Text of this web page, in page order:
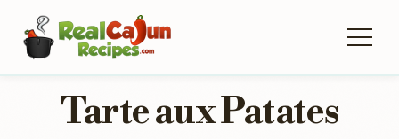
Tarte aux Patates